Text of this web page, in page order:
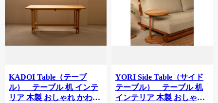
KADOI Table（テーブ
ル） テーブル 机 インテ
リア 木製 おしゃれ かわい
YORI Side Table（サイド
テーブル） テーブル 机
インテリア 木製 おしゃれ